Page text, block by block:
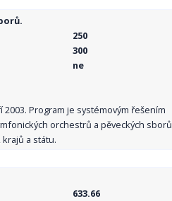
250
300
ne
Program je systémovým řešením
orchestrů a pěveckých sborů
a státu.
633.66